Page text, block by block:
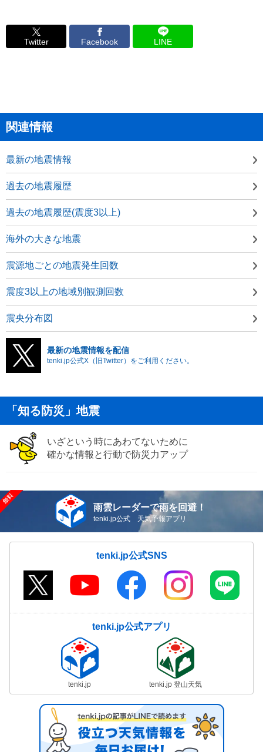
Twitter Facebook LINE
関連情報
最新の地震情報
過去の地震履歴
過去の地震履歴(震度3以上)
海外の大きな地震
震源地ごとの地震発生回数
震度3以上の地域別観測回数
震央分布図
最新の地震情報を配信
tenki.jp公式X（旧Twitter）をご利用ください。
「知る防災」地震
いざという時にあわてないために
確かな情報と行動で防災力アップ
雨雲レーダーで雨を回避！
tenki.jp公式 天気予報アプリ
tenki.jp公式SNS
tenki.jp公式アプリ
tenki.jp tenki.jp 登山天気